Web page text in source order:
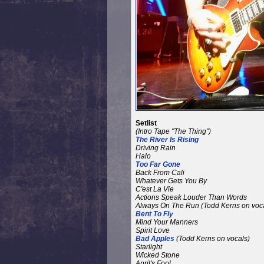
Setlist
(Intro Tape "The Thing")
The River Is Rising
Driving Rain
Halo
Too Far Gone
Back From Cali
Whatever Gets You By
C'est La Vie
Actions Speak Louder Than Words
Always On The Run (Todd Kerns on
Bent To Fly
Mind Your Manners
Spirit Love
Bad Apples (Todd Kerns on vocals)
Starlight
Wicked Stone